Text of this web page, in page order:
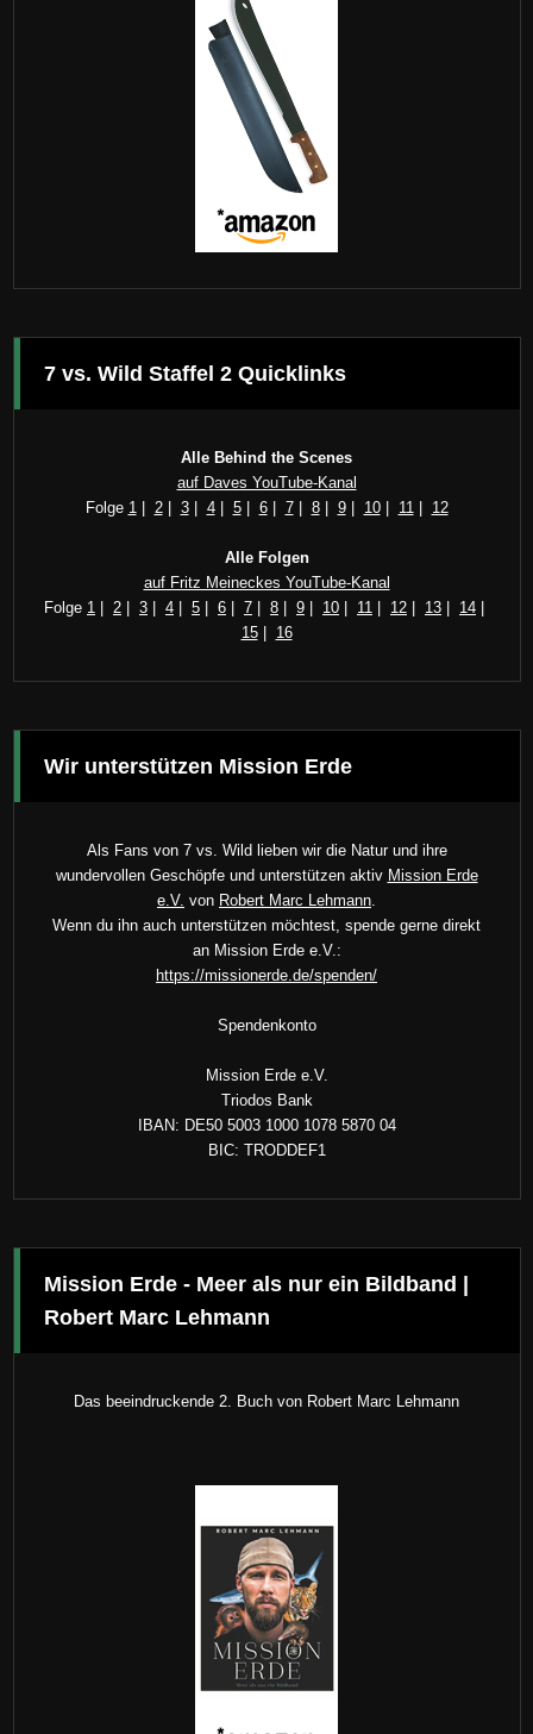
7 vs. Wild Staffel 2 Quicklinks
Alle Behind the Scenes
auf Daves YouTube-Kanal
Folge 1 2| 3| 4| 5| 6| 7| 8| 9| 10| 11 12
Alle Folgen
auf Fritz Meineckes YouTube-Kanal
Folge 1 2 3 4 5 6 7 8 9 10 11 12 13 14
15| 16
Wir unterstützen Mission Erde
Als Fans von 7 vs. Wild lieben wir die Natur und ihre
wundervollen Geschöpfe und unterstützen aktiv Mission Erde
e.V. von Robert Marc Lehmann
Wenn du ihn auch unterstützen möchtest, spende gerne direkt
an Mission Erde e.V.:
https://missionerde.de/spenden/
Spendenkonto
Mission Erde e.V.
Triodos Bank
IBAN: DE50 5003 1000 1078 5870 04
BIC: TRODDEF1
Mission Erde - Meer als nur ein Bildband |
Robert Marc Lehmann
Das beeindruckende 2. Buch von Robert Marc Lehmann